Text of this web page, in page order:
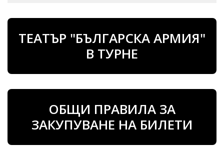
ТЕАТЪР "БЪЛГАРСКА АРМИЯ"
В ТУРНЕ
ОБЩИ ПРАВИЛА ЗА
ЗАКУПУВАНЕ НА БИЛЕТИ